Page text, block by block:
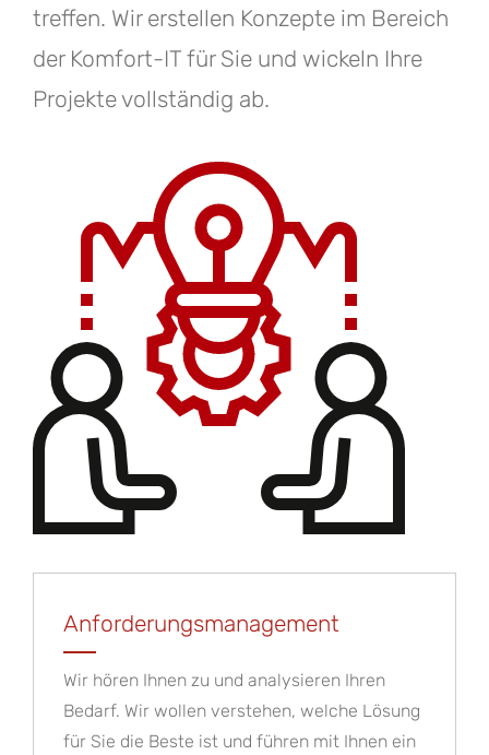
treffen. Wir erstellen Konzepte im Bereich
der Komfort-IT für Sie und wickeln Ihre
Projekte vollständig ab.
Anforderungsmanagement
Wir hören Ihnen zu und analysieren Ihren
Bedarf. Wir wollen verstehen, welche Lösung
für Sie die Beste ist und führen mit Ihnen ein